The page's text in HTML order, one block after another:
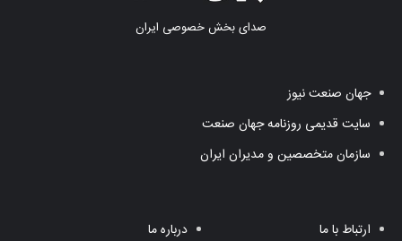
صدای بخش خصوصی ایران
جهان صنعت نیوز
سایت قدیمی روزنامه جهان صنعت
سازمان متخصصین و مدیران ایران
ارتباط با ما درباره ما